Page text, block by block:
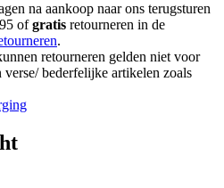
na aankoop naar ons terugsturen
ofgratis retourneren in de
.
retourneren gelden niet voor
verse/ bederfelijke artikelen zoals